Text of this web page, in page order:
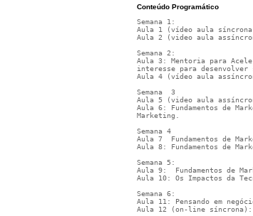
Conteúdo Programático
Aula 1 (vídeo aula
Aula 2 (video aula
Semana 2:
Aula 3: Mentoria para
interesse para desenvolver
Aula 4 (vídeo aula
Semana  3
Aula 5 (video aula
Aula 6: Fundamentos de
Marketing.
Semana 4
Aula 7  Fundamentos de
Aula 8: Fundamentos de
Semana 5:
Aula 9:  Fundamentos de
Aula 10: Os Impactos da
Semana 6:
Aula 11: Pensando em
Aula 12 (on-line